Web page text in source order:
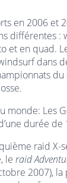
en 2006 et
différentes :
et en quad.
dans
Les
durée de
raid X-
le raid
2007),